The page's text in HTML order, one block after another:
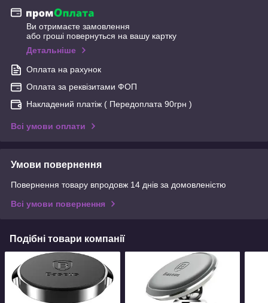
Ви отримаєте замовлення
або гроші повернуться на вашу картку
Детальніше
Оплата на рахунок
Оплата за реквізитами ФОП
Накладений платіж ( Передоплата 90грн )
Всі умови оплати
Умови повернення
Повернення товару впродовж 14 днів за домовленістю
Всі умови повернення
Подібні товари компанії